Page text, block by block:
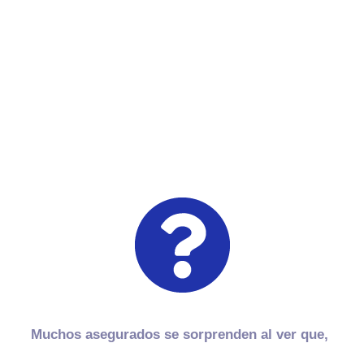
Muchos asegurados se sorprenden al ver que,